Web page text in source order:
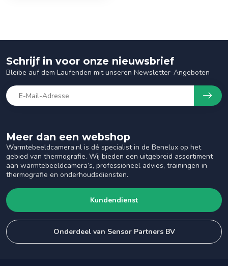
Meer dan een webshop
Warmtebeeldcamera.nl is dé specialist in de Benelux op het
gebied van thermografie. Wij bieden een uitgebreid assortiment
aan warmtebeeldcamera’s, professioneel advies, trainingen in
thermografie en onderhoudsdiensten.
Kundendienst
Onderdeel van Sensor Partners BV
Schrijf in voor onze nieuwsbrief
Bleibe auf dem Laufenden mit unseren Newsletter-Angeboten